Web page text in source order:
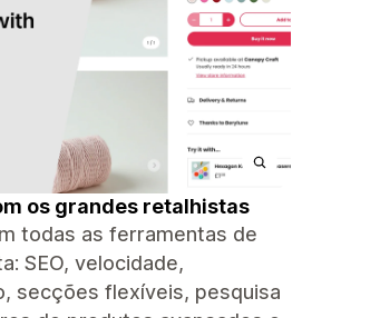
os grandes retalhistas
todas as ferramentas de
SEO, velocidade,
secções flexíveis, pesquisa